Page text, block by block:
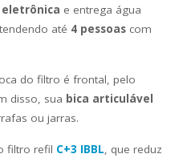
e entrega água
até 4 pessoas com
do filtro é frontal, pelo
disso, sua bica articulável
ou jarras.
filtro refil C+3 IBBL, que reduz